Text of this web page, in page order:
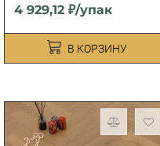
4 929,12 ₽/упак
В КОРЗИНУ